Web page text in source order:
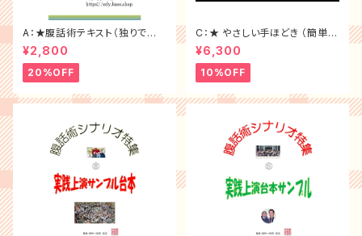
A：★腹話術テキスト（独りで学
べる教材）
¥2,800
20%OFF
C：★ やさしい手ほどき （簡単に
習得 DVD）
¥6,300
10%OFF